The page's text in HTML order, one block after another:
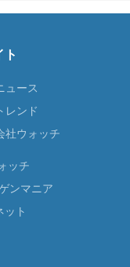
ト
ュース
レンド
社ウォッチ
ッチ
ンマニア
ット